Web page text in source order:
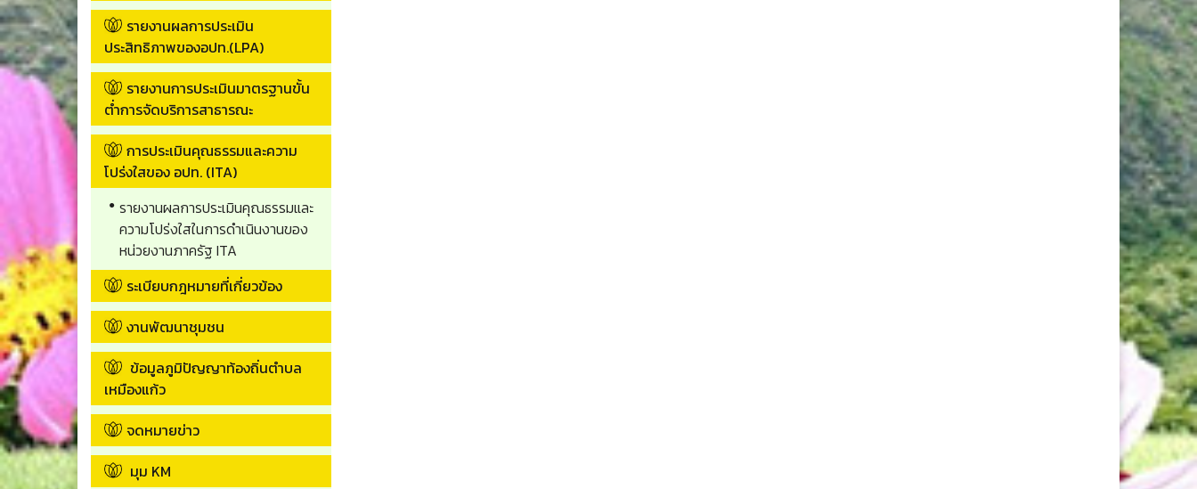
รายงานผลการประเมิน
ประสิทธิภาพของอปท.(LPA)
รายงานการประเมินมาตรฐานขั้น
ต่ำการจัดบริการสาธารณะ
การประเมินคุณธรรมและความ
โปร่งใสของ อปท. (ITA)
รายงานผลการประเมินคุณธรรมและ
ความโปร่งใสในการดำเนินงานของ
หน่วยงานภาครัฐ ITA
ระเบียบกฎหมายที่เกี่ยวข้อง
งานพัฒนาชุมชน
ข้อมูลภูมิปัญญาท้องถิ่นตำบล
เหมืองแก้ว
จดหมายข่าว
มุม KM